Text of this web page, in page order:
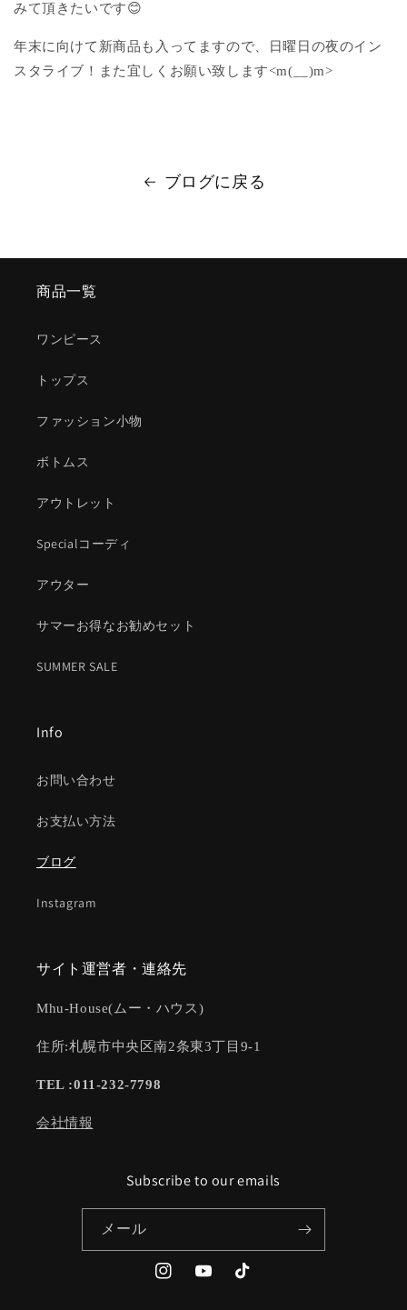
みて頂きたいです😊
年末に向けて新商品も入ってますので、日曜日の夜のイン
スタライブ！また宜しくお願い致します<m(__)m>
ブログに戻る
商品一覧
ワンピース
トップス
ファッション小物
ボトムス
アウトレット
Specialコーディ
アウター
サマーお得なお勧めセット
SUMMER SALE
Info
お問い合わせ
お支払い方法
ブログ
Instagram
サイト運営者・連絡先
Mhu-House(ムー・ハウス)
住所:札幌市中央区南2条東3丁目9-1
TEL :011-232-7798
会社情報
Subscribe to our emails
メール
InstagramYouTubeTikTok